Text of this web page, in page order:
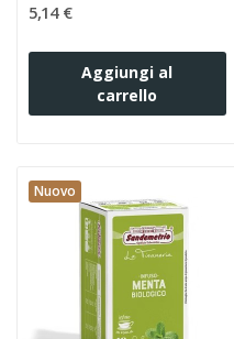
5,14 €
Aggiungi al
carrello
Nuovo